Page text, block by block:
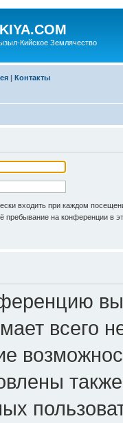
Кийское Землячество
| Контакты
входить при каждом
пребывание на конференции в
всего